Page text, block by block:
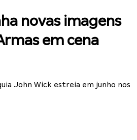
novas imagens
em cena
John Wick estreia em junho nos